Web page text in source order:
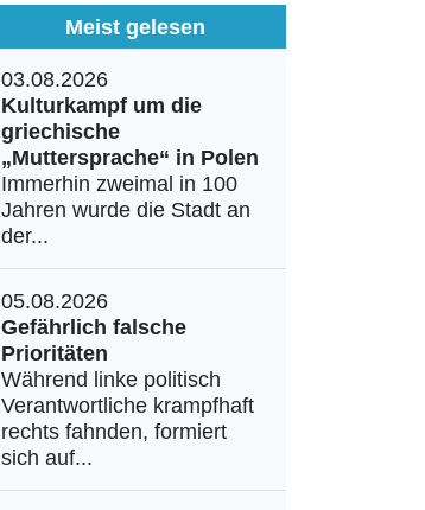
Meist gelesen
03.08.2026
Kulturkampf um die
griechische
„Muttersprache“ in Polen
Immerhin zweimal in 100
Jahren wurde die Stadt an
der...
05.08.2026
Gefährlich falsche
Prioritäten
Während linke politisch
Verantwortliche krampfhaft
rechts fahnden, formiert
sich auf...